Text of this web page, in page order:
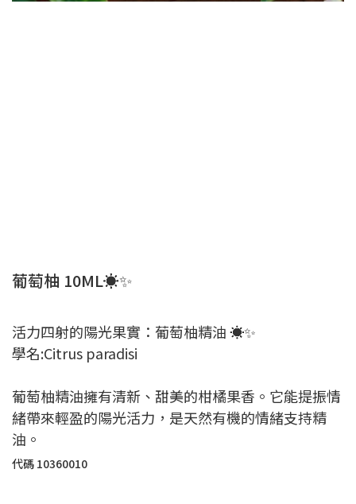
葡萄柚 10ML☀️✨
活力四射的陽光果實：葡萄柚精油 ☀️✨
學名:Citrus paradisi
葡萄柚精油擁有清新、甜美的柑橘果香。它能提振情
緒帶來輕盈的陽光活力，是天然有機的情緒支持精
油。
代碼 10360010